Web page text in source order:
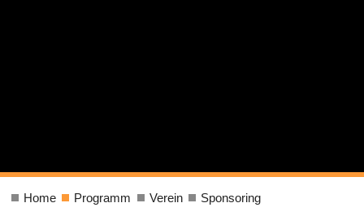
Home Programm Verein Sponsoring